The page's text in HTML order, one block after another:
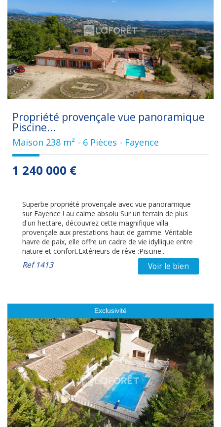
Propriété provençale vue panoramique
Piscine...
Maison 238 m² - 6 Pièces - Fayence
1 240 000 €
Superbe propriété provençale avec vue panoramique
sur Fayence ! au calme absolu Sur un terrain de plus
d'un hectare, découvrez cette magnifique villa
provençale aux prestations haut de gamme. Véritable
havre de paix, elle offre un cadre de vie idyllique entre
nature et confort.Extérieurs de rêve :Piscine...
Ref1413 Voir le bien
Exclusivité